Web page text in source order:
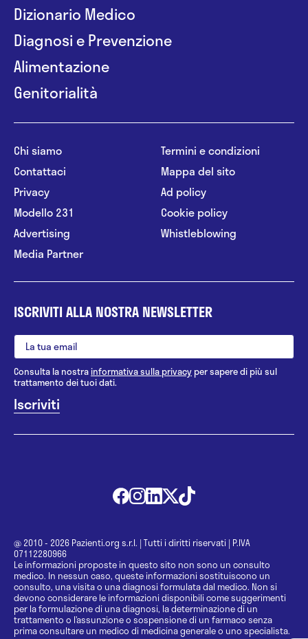
Dizionario Medico
Diagnosi e Prevenzione
Alimentazione
Genitorialità
Chi siamo
Contattaci
Privacy
Modello 231
Advertising
Media Partner
Termini e condizioni
Mappa del sito
Ad policy
Cookie policy
Whistleblowing
ISCRIVITI ALLA NOSTRA NEWSLETTER
Consulta la nostrainformativa sulla privacy per sapere di più sul
trattamento dei tuoi dati.
@ 2010 - 2026 Pazienti.org s.r.l. | Tutti i diritti riservati | P.IVA
07112280966
Le informazioni proposte in questo sito non sono un consulto
medico. In nessun caso, queste informazioni sostituiscono un
consulto, una visita o una diagnosi formulata dal medico. Non si
devono considerare le informazioni disponibili come suggerimenti
per la formulazione di una diagnosi, la determinazione di un
trattamento o l’assunzione o sospensione di un farmaco senza
prima consultare un medico di medicina generale o uno specialista.